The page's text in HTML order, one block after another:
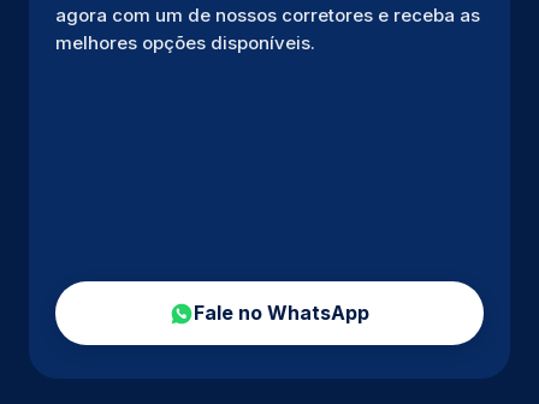
agora com um de nossos corretores e receba as
melhores opções disponíveis.
Fale no WhatsApp